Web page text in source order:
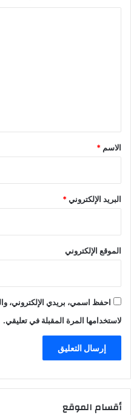
*
الاسم *
البريد الإلكتروني*
الموقع الإلكتروني
احفظ اسمي، بريدي الإلكتروني،
لاستخدامها المرة المقبلة في تعليقي.
أقسام الموقع